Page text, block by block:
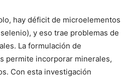
hay déficit de microelementos
y eso trae problemas de
La formulación de
permite incorporar minerales,
Con esta investigación